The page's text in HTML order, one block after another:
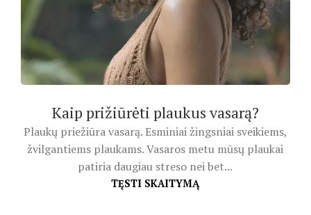
Kaip prižiūrėti plaukus vasarą?
Plaukų priežiūra vasarą. Esminiai žingsniai sveikiems,
žvilgantiems plaukams. Vasaros metu mūsų plaukai
patiria daugiau streso nei bet...
TĘSTI SKAITYMĄ